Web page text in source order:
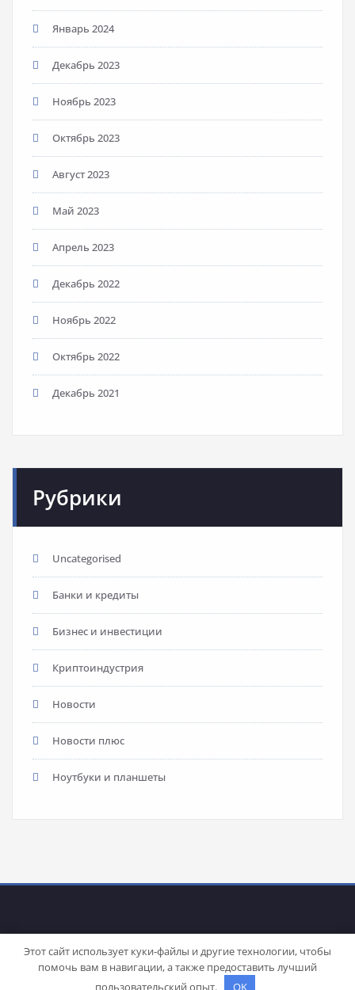
Январь 2024
Декабрь 2023
Ноябрь 2023
Октябрь 2023
Август 2023
Май 2023
Апрель 2023
Декабрь 2022
Ноябрь 2022
Октябрь 2022
Декабрь 2021
Рубрики
Uncategorised
Банки и кредиты
Бизнес и инвестиции
Криптоиндустрия
Новости
Новости плюс
Ноутбуки и планшеты
WordPress | Theme: Stacyby SpiceThemes
Этот сайт использует куки-файлы и другие технологии, чтобы
помочь вам в навигации, а также предоставить лучший
пользовательский опыт.
OK